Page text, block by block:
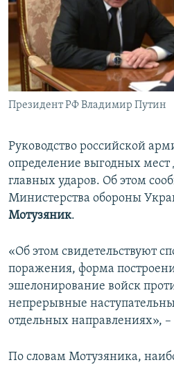
ПОБЕДИТЕЛЕЙ НЕ СУДЯТ?
КРЫМ.НЕПОКОРЕННЫЙ
ELIFBE
УКРАИНСКАЯ ПРОБЛЕМА КРЫМА
ПРИСОЕДИНЯЙТЕСЬ!
Все сайты RFE/RL
Президент РФ Владимир Путин
Руководство российской
определение выгодных мест
главных ударов. Об этом
Министерства обороны
Мотузяник.
«Об этом свидетельствуют
поражения, форма
эшелонирование войск
непрерывные
отдельных направлениях»,
По словам Мотузяника,